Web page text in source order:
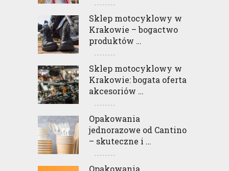
Sklep motocyklowy w
Krakowie – bogactwo
produktów …
Sklep motocyklowy w
Krakowie: bogata oferta
akcesoriów …
Opakowania
jednorazowe od Cantino
– skuteczne i …
Opakowania